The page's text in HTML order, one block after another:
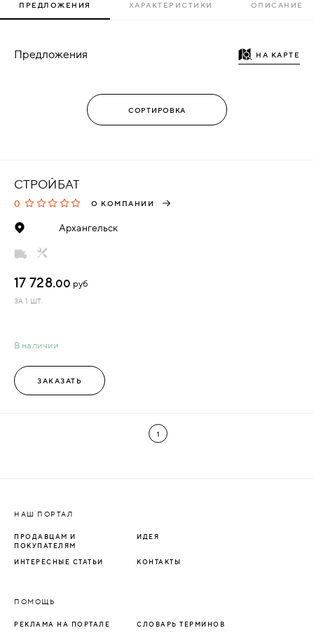
ПРЕДЛОЖЕНИЯ ХАРАКТЕРИСТИКИ ОПИСАНИЕ
Предложения НА КАРТЕ
СТРОЙБАТ
0 О КОМПАНИИ
Архангельск
В наличии
17 728.00 руб
ЗА 1 ШТ.
ЗАКАЗАТЬ
1
НАШ ПОРТАЛ
ПРОДАВЦАМ И
ПОКУПАТЕЛЯМ
ИДЕЯ
ИНТЕРЕСНЫЕ СТАТЬИ КОНТАКТЫ
ПОМОЩЬ
РЕКЛАМА НА ПОРТАЛЕ СЛОВАРЬ ТЕРМИНОВ